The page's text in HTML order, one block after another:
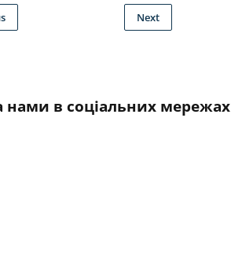
Next
нами в соціальних мережах